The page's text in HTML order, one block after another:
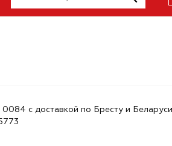
0084 с доставкой по Бресту и